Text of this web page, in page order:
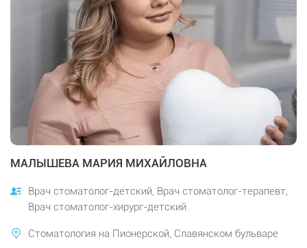
МАЛЫШЕВА МАРИЯ МИХАЙЛОВНА
Врач стоматолог-детский, Врач стоматолог-терапевт,
Врач стоматолог-хирург-детский
Стоматология на Пионерской, Славянском бульваре